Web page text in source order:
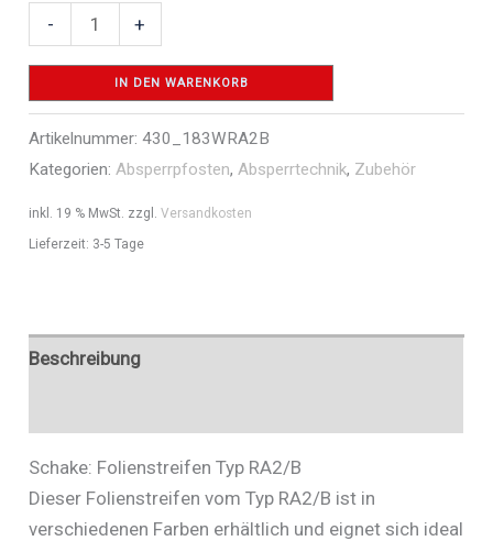
-
Folienstreifen
Typ
-
Art.Nr.
430_183WRA2B
+
IN DEN WARENKORB
Artikelnummer:430_183WRA2B
Kategorien:Absperrpfosten,Absperrtechnik, Zubehör
inkl. 19 % MwSt. zzgl.Versandkosten
Lieferzeit: 3-5 Tage
Beschreibung
Schake: Folienstreifen Typ RA2/B
Dieser Folienstreifen vom Typ RA2/B ist in
verschiedenen Farben erhältlich und eignet sich ideal